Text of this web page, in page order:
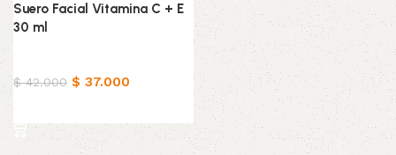
Suero Facial Vitamina C + E
30 ml
$42.000 $ 37.000